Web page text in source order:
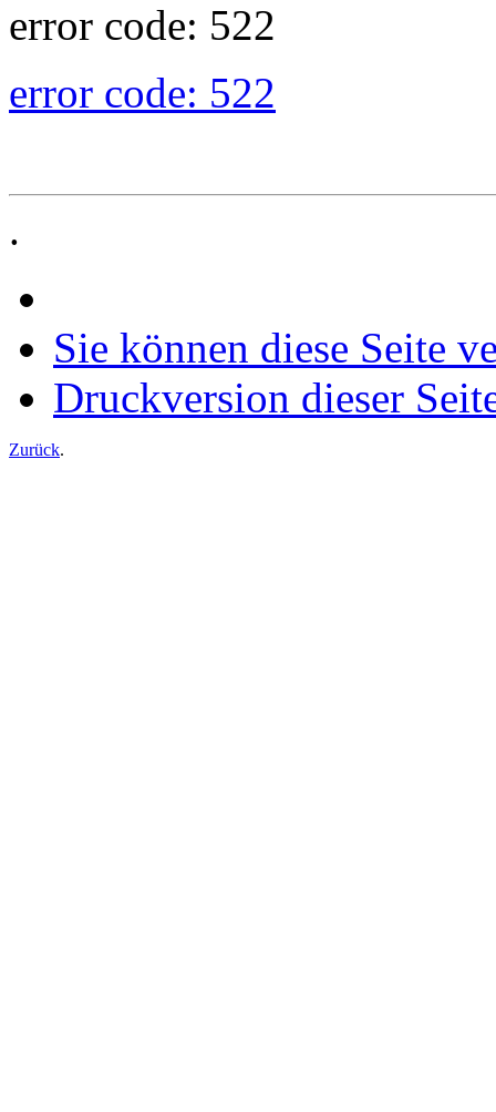
error code: 522
error code: 522
.
Sie können diese Seite
Druckversion dieser
Zurück.